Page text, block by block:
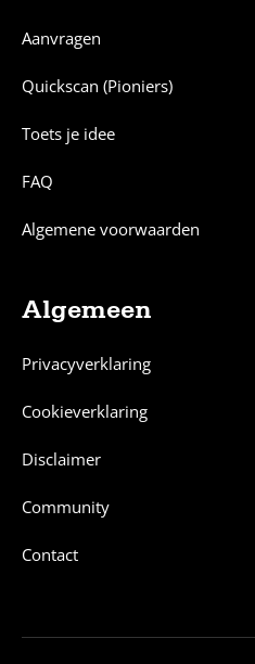
Aanvragen
Quickscan (Pioniers)
Toets je idee
FAQ
Algemene voorwaarden
Algemeen
Privacyverklaring
Cookieverklaring
Disclaimer
Community
Contact